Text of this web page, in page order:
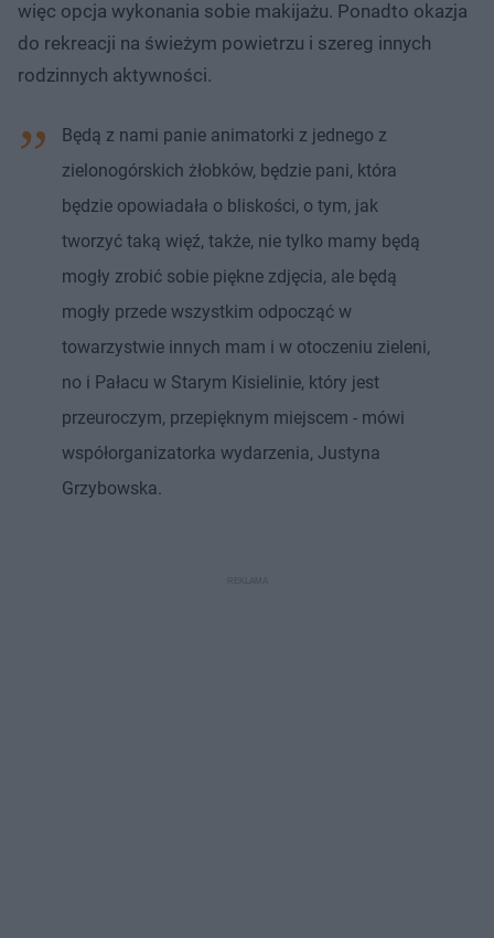
więc opcja wykonania sobie makijażu. Ponadto okazja
do rekreacji na świeżym powietrzu i szereg innych
rodzinnych aktywności.
Będą z nami panie animatorki z jednego z
zielonogórskich żłobków, będzie pani, która
będzie opowiadała o bliskości, o tym, jak
tworzyć taką więź, także, nie tylko mamy będą
mogły zrobić sobie piękne zdjęcia, ale będą
mogły przede wszystkim odpocząć w
towarzystwie innych mam i w otoczeniu zieleni,
no i Pałacu w Starym Kisielinie, który jest
przeuroczym, przepięknym miejscem - mówi
współorganizatorka wydarzenia, Justyna
Grzybowska.